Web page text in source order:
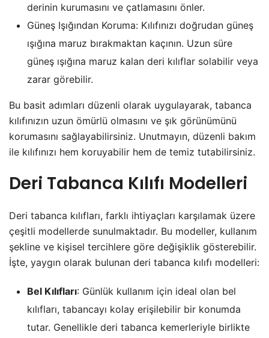
derinin kurumasını ve çatlamasını önler.
Güneş Işığından Koruma: Kılıfınızı doğrudan güneş
ışığına maruz bırakmaktan kaçının. Uzun süre
güneş ışığına maruz kalan deri kılıflar solabilir veya
zarar görebilir.
Bu basit adımları düzenli olarak uygulayarak, tabanca
kılıfınızın uzun ömürlü olmasını ve şık görünümünü
korumasını sağlayabilirsiniz. Unutmayın, düzenli bakım
ile kılıfınızı hem koruyabilir hem de temiz tutabilirsiniz.
Deri Tabanca Kılıfı Modelleri
Deri tabanca kılıfları, farklı ihtiyaçları karşılamak üzere
çeşitli modellerde sunulmaktadır. Bu modeller, kullanım
şekline ve kişisel tercihlere göre değişiklik gösterebilir.
İşte, yaygın olarak bulunan deri tabanca kılıfı modelleri:
Bel Kılıfları: Günlük kullanım için ideal olan bel
kılıfları, tabancayı kolay erişilebilir bir konumda
tutar. Genellikle deri tabanca kemerleriyle birlikte